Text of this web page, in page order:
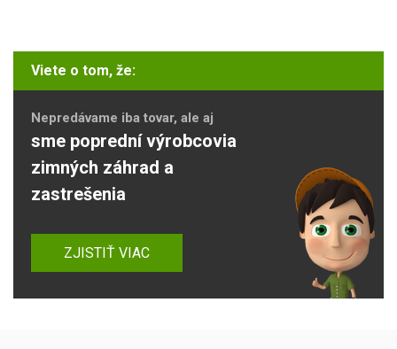
Viete o tom, že:
Nepredávame iba tovar, ale aj
sme poprední výrobcovia
zimných záhrad a
zastrešenia
ZJISTIŤ VIAC